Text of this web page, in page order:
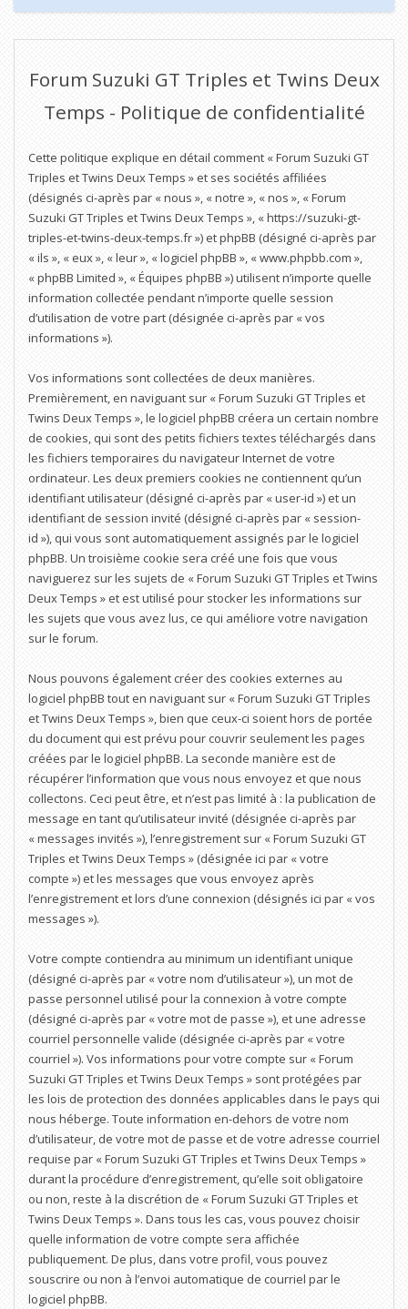
Forum Suzuki GT Triples et Twins Deux
Temps - Politique de confidentialité
Cette politique explique en détail comment « Forum Suzuki GT
Triples et Twins Deux Temps » et ses sociétés affiliées
(désignés ci-après par « nous », « notre », « nos », « Forum
Suzuki GT Triples et Twins Deux Temps », « https://suzuki-gt-
triples-et-twins-deux-temps.fr ») et phpBB (désigné ci-après par
« ils », « eux », « leur », « logiciel phpBB », « www.phpbb.com »,
« phpBB Limited », « Équipes phpBB ») utilisent n’importe quelle
information collectée pendant n’importe quelle session
d’utilisation de votre part (désignée ci-après par « vos
informations »).
Vos informations sont collectées de deux manières.
Premièrement, en naviguant sur « Forum Suzuki GT Triples et
Twins Deux Temps », le logiciel phpBB créera un certain nombre
de cookies, qui sont des petits fichiers textes téléchargés dans
les fichiers temporaires du navigateur Internet de votre
ordinateur. Les deux premiers cookies ne contiennent qu’un
identifiant utilisateur (désigné ci-après par « user-id ») et un
identifiant de session invité (désigné ci-après par « session-
id »), qui vous sont automatiquement assignés par le logiciel
phpBB. Un troisième cookie sera créé une fois que vous
naviguerez sur les sujets de « Forum Suzuki GT Triples et Twins
Deux Temps » et est utilisé pour stocker les informations sur
les sujets que vous avez lus, ce qui améliore votre navigation
sur le forum.
Nous pouvons également créer des cookies externes au
logiciel phpBB tout en naviguant sur « Forum Suzuki GT Triples
et Twins Deux Temps », bien que ceux-ci soient hors de portée
du document qui est prévu pour couvrir seulement les pages
créées par le logiciel phpBB. La seconde manière est de
récupérer l’information que vous nous envoyez et que nous
collectons. Ceci peut être, et n’est pas limité à : la publication de
message en tant qu’utilisateur invité (désignée ci-après par
« messages invités »), l’enregistrement sur « Forum Suzuki GT
Triples et Twins Deux Temps » (désignée ici par « votre
compte ») et les messages que vous envoyez après
l’enregistrement et lors d’une connexion (désignés ici par « vos
messages »).
Votre compte contiendra au minimum un identifiant unique
(désigné ci-après par « votre nom d’utilisateur »), un mot de
passe personnel utilisé pour la connexion à votre compte
(désigné ci-après par « votre mot de passe »), et une adresse
courriel personnelle valide (désignée ci-après par « votre
courriel »). Vos informations pour votre compte sur « Forum
Suzuki GT Triples et Twins Deux Temps » sont protégées par
les lois de protection des données applicables dans le pays qui
nous héberge. Toute information en-dehors de votre nom
d’utilisateur, de votre mot de passe et de votre adresse courriel
requise par « Forum Suzuki GT Triples et Twins Deux Temps »
durant la procédure d’enregistrement, qu’elle soit obligatoire
ou non, reste à la discrétion de « Forum Suzuki GT Triples et
Twins Deux Temps ». Dans tous les cas, vous pouvez choisir
quelle information de votre compte sera affichée
publiquement. De plus, dans votre profil, vous pouvez
souscrire ou non à l’envoi automatique de courriel par le
logiciel phpBB.